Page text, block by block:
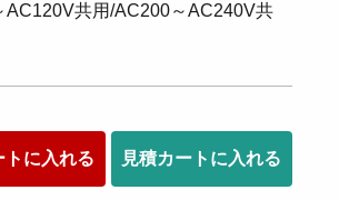
共用/AC200～AC240V共
トに入れる 見積カートに入れる